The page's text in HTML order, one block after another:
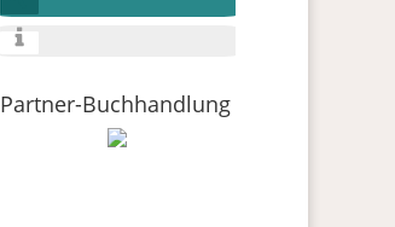
Partner-Buchhandlung